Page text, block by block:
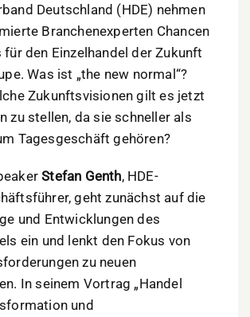
Deutschland (HDE) nehmen
Branchenexperten Chancen
für den Einzelhandel der Zukunft
Was ist „the new normal“?
Zukunftsvisionen gilt es jetzt
zu stellen, da sie schneller als
Tagesgeschäft gehören?
Stefan Genth, HDE-
geht zunächst auf die
und Entwicklungen des
ein und lenkt den Fokus von
zu neuen
In seinem Vortrag „Handel
und